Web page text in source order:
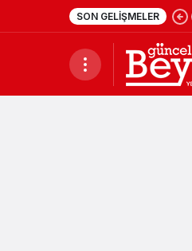
SON GELIŞMELER